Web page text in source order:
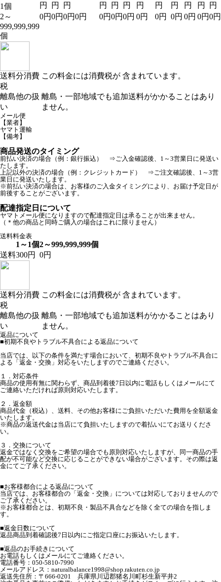
1個
円
円
円
円
円
円
円
円
円
円
円
円
2～
999,999,999
個
0円0円0円0円 0円0円0円 0円 0円 0円 0円 0円0円
送料分消費
税
この料金には消費税が 含まれています。
離島他の扱
い
離島・一部地域でも追加送料がかかることはあり
ません。
メール便
【業者】
ヤマト運輸
【備考】
商品発送のタイミング
前払い決済の場合（例：銀行振込） ⇒ご入金確認後、1～3営業日に発送い
たします。
上記以外の決済の場合（例：クレジットカード） ⇒ご注文確認後、1～3営
業日に発送いたします。
※前払い決済の場合は、お客様のご入金タイミングにより、お届け予定日が
前後することがございます。
配達指定日について
ヤマトメール便になりますので配達指定日は承ることが出来ません。
（＊他の商品と同時ご購入の場合はこれに限りません）
送料料金表
1～1個2～999,999,999個
送料300円 0円
送料分消費
税
この料金には消費税が 含まれています。
離島他の扱
い
離島・一部地域でも追加送料がかかることはあり
ません。
返品について
■初期不良やトラブル不具合による返品について
当店では、以下の条件を満たす場合において、初期不良やトラブル不具合に
よる「返金・交換」対応をいたしますのでご連絡ください。
１．対応条件
商品の使用有無に関わらず、商品到着後7日以内に電話もしくはメールにて
ご連絡いただければ原則対応いたします。
２．返金額
商品代金（税込）、送料、その他お客様にご負担いただいた費用を全額返金
いたします。
※商品の返送代金は当店にて負担いたしますので着払いにてお送りくださ
い。
３．交換について
返金ではなく交換をご希望の場合でも原則対応いたしますが、同一商品の手
配が不可能など交換に応じることができない場合がございます。その際は返
金にてご了承ください。
■お客様都合による返品について
当店では、お客様都合の「返金・交換」については対応しておりませんので
ご了承ください。
※お客様都合とは、初期不良・製品不具合などを除く全ての場合を指しま
す。
■返金日数について
返品商品到着確認後7日以内にご指定口座にお振込いたします。
■返品のお手続きについて
お電話もしくはメールにてご連絡ください。
電話番号：050-5810-7990
メールアドレス：naturalbalance1998@shop.rakuten.co.jp
返送先住所：〒666-0201 兵庫県川辺郡猪名川町杉生新平井2